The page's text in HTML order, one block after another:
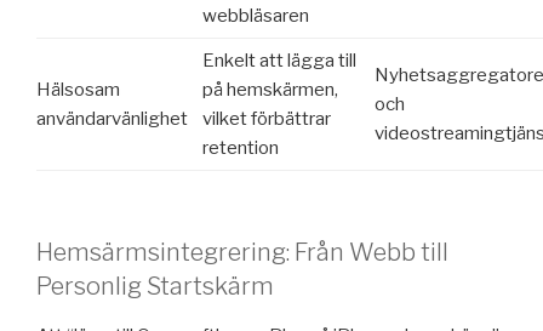
webbläsaren
Hälsosam
användarvänlighet
Enkelt att lägga till
på hemskärmen,
vilket förbättrar
retention
och
Hemsärmsintegrering: Från Webb till
Personlig Startskärm